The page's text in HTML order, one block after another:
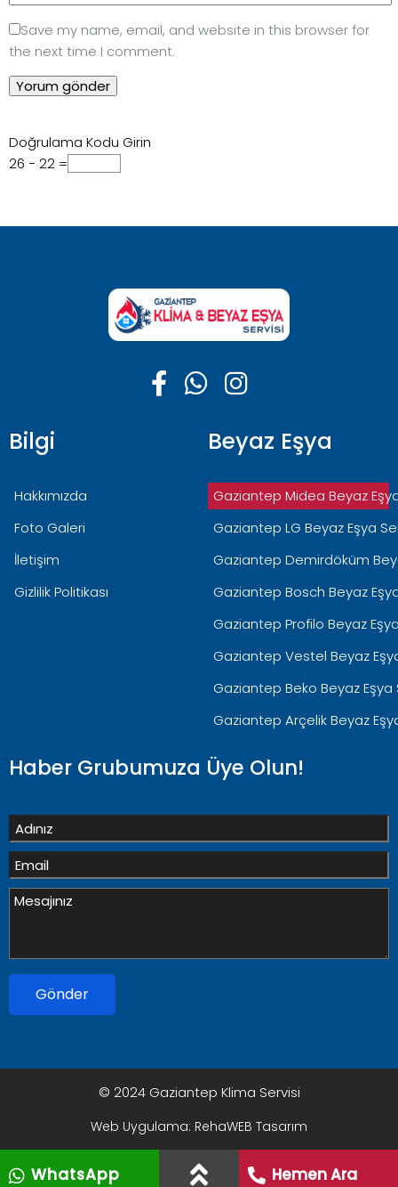
Save my name, email, and website in this browser for
the next time I comment.
Doğrulama Kodu Girin
26 − 22 =
Bilgi
Hakkımızda
Foto Galeri
İletişim
Gizlilik Politikası
Beyaz Eşya
Gaziantep Midea Beyaz
Gaziantep LG Beyaz Eşya
Gaziantep Demirdöküm
Gaziantep Bosch Beyaz
Gaziantep Profilo Beyaz
Gaziantep Vestel Beyaz
Gaziantep Beko Beyaz Eşya
Gaziantep Arçelik Beyaz
Haber Grubumuza Üye Olun!
Gönder
© 2024 Gaziantep Klima Servisi
Web Uygulama: RehaWEB Tasarım
WhatsApp Hemen Ara